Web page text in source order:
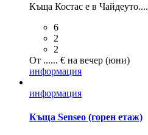
Къща Костас е в Чайдеуто....
6
2
2
От ...... € на вечер (юни)
информация
информация
Къща Senseo (горен етаж)